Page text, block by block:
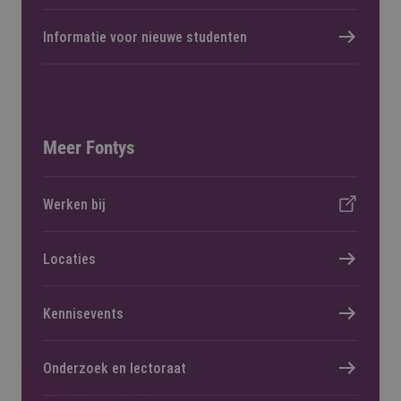
Informatie voor nieuwe studenten
Meer Fontys
Werken bij
Locaties
Kennisevents
Onderzoek en lectoraat